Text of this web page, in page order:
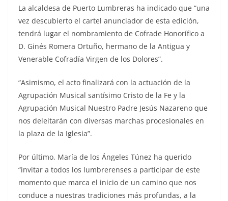
La alcaldesa de Puerto Lumbreras ha indicado que “una
vez descubierto el cartel anunciador de esta edición,
tendrá lugar el nombramiento de Cofrade Honorífico a
D. Ginés Romera Ortuño, hermano de la Antigua y
Venerable Cofradía Virgen de los Dolores”.
“Asimismo, el acto finalizará con la actuación de la
Agrupación Musical santísimo Cristo de la Fe y la
Agrupación Musical Nuestro Padre Jesús Nazareno que
nos deleitarán con diversas marchas procesionales en
la plaza de la Iglesia”.
Por último, María de los Ángeles Túnez ha querido
“invitar a todos los lumbrerenses a participar de este
momento que marca el inicio de un camino que nos
conduce a nuestras tradiciones más profundas, a la